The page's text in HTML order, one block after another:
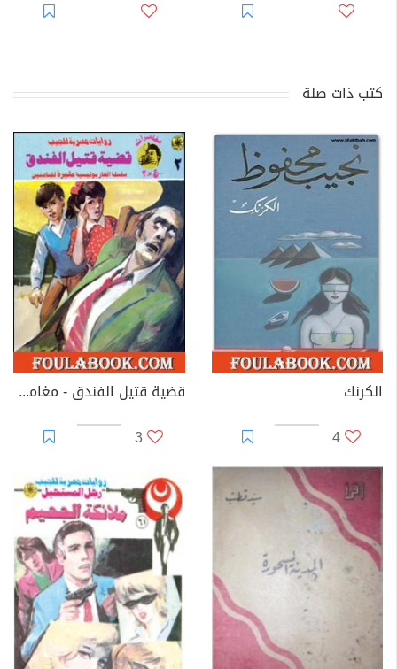
كتب ذات صلة
الكرنك
4
قضية قتيل الفندق - مغامرات ع×2
3